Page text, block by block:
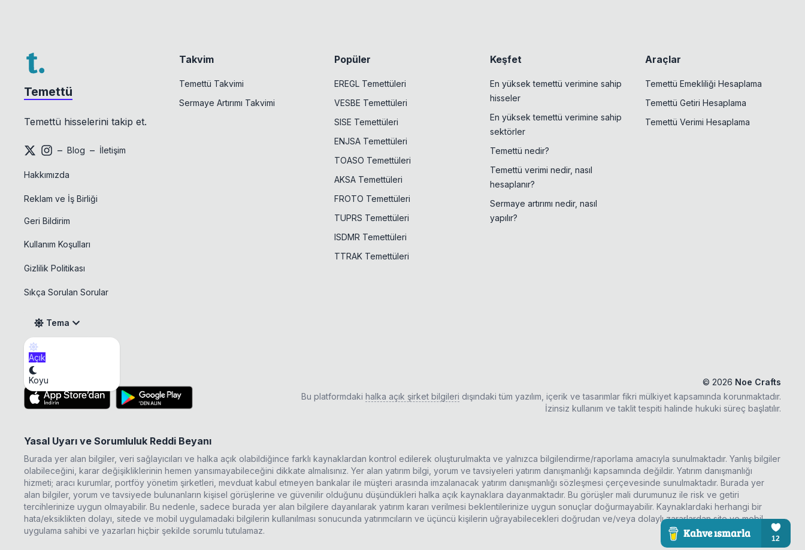
Temettü
Temettü hisselerini takip et.
– Blog – İletişim
Hakkımızda
Reklam ve İş Birliği
Geri Bildirim
Kullanım Koşulları
Gizlilik Politikası
Sıkça Sorulan Sorular
Tema
Açık
Koyu
Takvim
Temettü Takvimi
Sermaye Artırımı Takvimi
Popüler
EREGL Temettüleri
VESBE Temettüleri
SISE Temettüleri
ENJSA Temettüleri
TOASO Temettüleri
AKSA Temettüleri
FROTO Temettüleri
TUPRS Temettüleri
ISDMR Temettüleri
TTRAK Temettüleri
Keşfet
En yüksek temettü verimine sahip
hisseler
En yüksek temettü verimine sahip
sektörler
Temettü nedir?
Temettü verimi nedir, nasıl
hesaplanır?
Sermaye artırımı nedir, nasıl
yapılır?
Araçlar
Temettü Emekliliği Hesaplama
Temettü Getiri Hesaplama
Temettü Verimi Hesaplama
Mobil Uygulama
© 2026 Noe Crafts
Bu platformdaki halka açık şirket bilgileri dışındaki tüm yazılım, içerik ve tasarımlar fikri mülkiyet kapsamında korunmaktadır.
İzinsiz kullanım ve taklit tespiti halinde hukuki süreç başlatılır.
Yasal Uyarı ve Sorumluluk Reddi Beyanı
Burada yer alan bilgiler, veri sağlayıcıları ve halka açık olabildiğince farklı kaynaklardan kontrol edilerek oluşturulmakta ve yalnızca bilgilendirme/raporlama amacıyla sunulmaktadır. Yanlış bilgiler
olabileceğini, karar değişikliklerinin hemen yansımayabileceğini dikkate almalısınız. Yer alan yatırım bilgi, yorum ve tavsiyeleri yatırım danışmanlığı kapsamında değildir. Yatırım danışmanlığı
hizmeti; aracı kurumlar, portföy yönetim şirketleri, mevduat kabul etmeyen bankalar ile müşteri arasında imzalanacak yatırım danışmanlığı sözleşmesi çerçevesinde sunulmaktadır. Burada yer
alan bilgiler, yorum ve tavsiyede bulunanların kişisel görüşlerine ve güvenilir olduğunu düşündükleri halka açık kaynaklara dayanmaktadır. Bu görüşler mali durumunuz ile risk ve getiri
tercihlerinize uygun olmayabilir. Bu nedenle, sadece burada yer alan bilgilere dayanılarak yatırım kararı verilmesi beklentilerinize uygun sonuçlar doğurmayabilir. Kaynaklardaki herhangi bir
hata/eksiklikten dolayı, sitede ve mobil uygulamadaki bilgilerin kullanılması sonucunda yatırımcıların ve üçüncü kişilerin uğrayabilecekleri doğrudan ve/veya dolaylı zararlardan site ve mobil
uygulama sahibi ve yazarları hiçbir şekilde sorumlu tutulamaz.